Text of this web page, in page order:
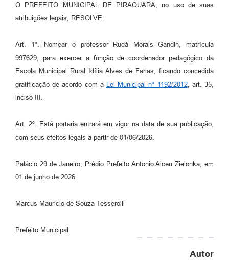
O PREFEITO MUNICIPAL DE PIRAQUARA, no uso de suas
atribuições legais, RESOLVE:
Art. 1º. Nomear o professor Rudá Morais Gandin, matrícula
997629, para exercer a função de coordenador pedagógico da
Escola Municipal Rural Idília Alves de Farias, ficando concedida
gratificação de acordo com a Lei Municipal nº 1192/2012, art. 35,
inciso III.
Art. 2º. Está portaria entrará em vigor na data de sua publicação,
com seus efeitos legais a partir de 01/06/2026.
Palácio 29 de Janeiro, Prédio Prefeito Antonio Alceu Zielonka, em
01 de junho de 2026.
Marcus Mauricio de Souza Tesserolli
Prefeito Municipal
Autor